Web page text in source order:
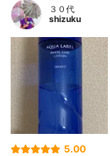
３０代
shizuku
5.00